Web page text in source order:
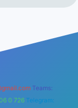
Teams:
0 726 Telegram: